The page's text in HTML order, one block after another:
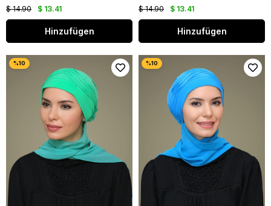
$ 13.41
$ 14.90
Hinzufügen
$ 13.41
$ 14.90
Hinzufügen